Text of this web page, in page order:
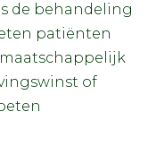
de behandeling
patiënten
of